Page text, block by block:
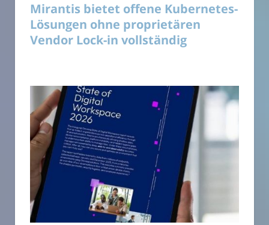
Mirantis bietet offene Kubernetes-
Lösungen ohne proprietären
Vendor Lock-in vollständig